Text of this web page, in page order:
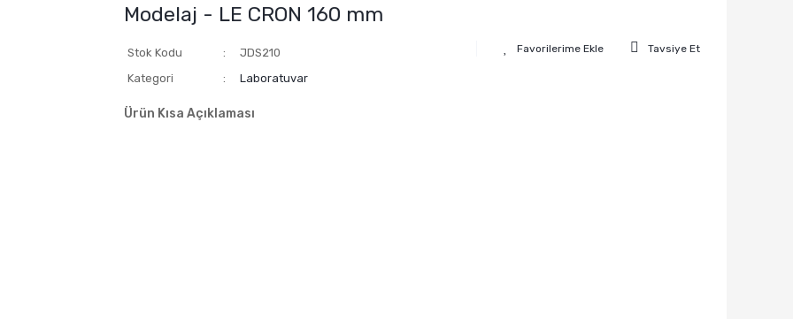
Modelaj - LE CRON 160 mm
Stok Kodu
JDS210
Kategori
Laboratuvar
Ürün Kısa Açıklaması
Tavsiye Et